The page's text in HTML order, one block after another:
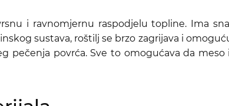
i ravnomjernu raspodjelu topline. Ima
sustava, roštilj se brzo zagrijava i
pečenja povrća. Sve to omogućava da